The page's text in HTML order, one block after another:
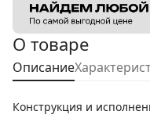
О товаре
Описание
Конструкция и